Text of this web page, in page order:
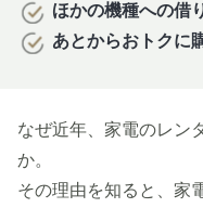
ほかの機種への借
あとからおトクに
なぜ近年、家電のレン
か。
その理由を知ると、家